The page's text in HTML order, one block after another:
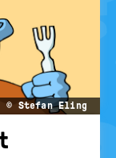
© Stefan Eling